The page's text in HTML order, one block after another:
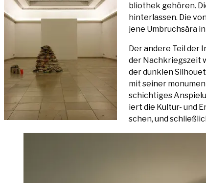
blio­thek gehö­ren.
hin­ter­las­sen. Die
jene Umbruchs­ära
Der ande­re Teil der
der Nach­kriegs­zeit
der dunk­len
mit sei­ner
schich­ti­ges
iert die Kul­tur- und
schen, und